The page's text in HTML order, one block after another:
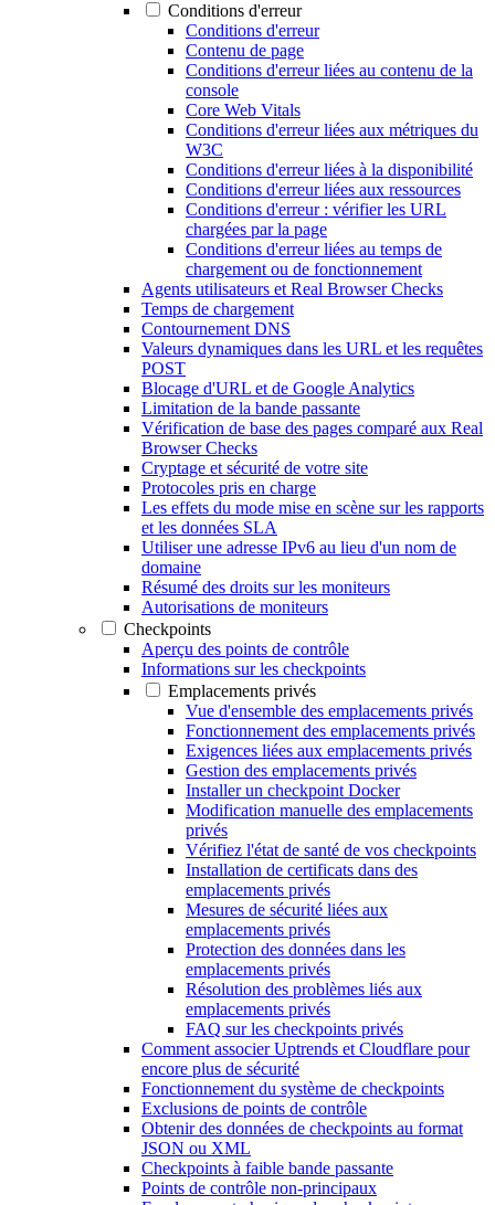
Conditions d'erreur
Conditions d'erreur
Contenu de page
Conditions d'erreur liées au contenu de la
console
Core Web Vitals
Conditions d'erreur liées aux métriques du
W3C
Conditions d'erreur liées à la disponibilité
Conditions d'erreur liées aux ressources
Conditions d'erreur : vérifier les URL
chargées par la page
Conditions d'erreur liées au temps de
chargement ou de fonctionnement
Agents utilisateurs et Real Browser Checks
Temps de chargement
Contournement DNS
Valeurs dynamiques dans les URL et les requêtes
POST
Blocage d'URL et de Google Analytics
Limitation de la bande passante
Vérification de base des pages comparé aux Real
Browser Checks
Cryptage et sécurité de votre site
Protocoles pris en charge
Les effets du mode mise en scène sur les rapports
et les données SLA
Utiliser une adresse IPv6 au lieu d'un nom de
domaine
Résumé des droits sur les moniteurs
Autorisations de moniteurs
Checkpoints
Aperçu des points de contrôle
Informations sur les checkpoints
Emplacements privés
Vue d'ensemble des emplacements privés
Fonctionnement des emplacements privés
Exigences liées aux emplacements privés
Gestion des emplacements privés
Installer un checkpoint Docker
Modification manuelle des emplacements
privés
Vérifiez l'état de santé de vos checkpoints
Installation de certificats dans des
emplacements privés
Mesures de sécurité liées aux
emplacements privés
Protection des données dans les
emplacements privés
Résolution des problèmes liés aux
emplacements privés
FAQ sur les checkpoints privés
Comment associer Uptrends et Cloudflare pour
encore plus de sécurité
Fonctionnement du système de checkpoints
Exclusions de points de contrôle
Obtenir des données de checkpoints au format
JSON ou XML
Checkpoints à faible bande passante
Points de contrôle non-principaux